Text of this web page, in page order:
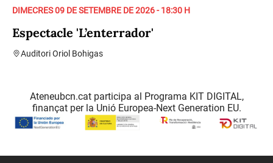
DIMECRES 09 DE SETEMBRE DE 2026 - 18:30 H
Espectacle 'L’enterrador'
Auditori Oriol Bohigas
Ateneubcn.cat participa al Programa KIT DIGITAL,
finançat per la Unió Europea-Next Generation EU.